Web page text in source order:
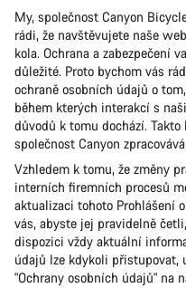
My, společnost Canyon
rádi, že navštěvujete naše
kola. Ochrana a zabezpečení
důležité. Proto bychom vás
ochraně osobních údajů o
během kterých interakcí s
důvodů k tomu dochází.
společnost Canyon
Vzhledem k tomu, že změny
interních firemních procesů
aktualizaci tohoto Prohlášení
vás, abyste jej pravidelně
dispozici vždy aktuální
údajů lze kdykoli
"Ochrany osobních údajů" na